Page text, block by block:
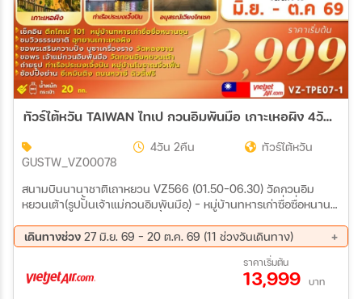
ทัวร์ไต้หวัน TAIWAN ไทเป กวนอิมพันมือ เกาะเหอผิง 4วัน 2คืน (VZ)
GUSTW_VZ00078
4วัน 2คืน ทัวร์ไต้หวัน
สนามบินนานาชาติเถาหยวน VZ566 (01.50-06.30) วัดกวนอิม
หยวนเต้า(รูปปั้นเจ้าแม่กวนอิมพันมือ) - หมู่บ้านทหารเก่าซื่อซื่อหนาน
เชค – ร้านขนมพายสับปะรด PAPA WHALE HOTEL หรือเทียบเท่า
ร้านเครื่องสำอาง – หมู่บ้านโบราณจิ่วเฟิน - อุทยานเกาะเหอผิง(รวม
ค่าเข้าชม) - หมู่บ้านประมงเจิ้งปิน – ซีเหมินติง PAPA WHALE HOTEL
หรือเทียบเท่า ร้านสร้อยสุขภาพ GERMANIUM – DUTY FREE - วัด
เดินทางช่วง 27 มิ.ย. 69 - 20 ต.ค. 69 (11 ช่วงวันเดินทาง)
20 ส.ค. 69 - 23 ส.ค. 69
29 ส.ค. 69 - 01 ก.ย. 69
04 ก.ย. 69 - 07 ก.ย. 69
18 ก.ย. 69 - 21 ก.ย. 69
ราคาเริ่มต้น
13,999 บาท